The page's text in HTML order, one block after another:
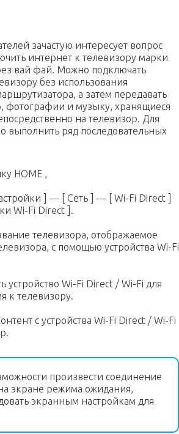
зачастую интересует вопрос
интернет к телевизору марки
вай фай. Можно подключать
без использования
а затем передавать
фотографии и музыку, хранящиеся
на телевизор. Для
выполнить ряд последовательных
HOME ,
] — [ Сеть ] — [ Wi-Fi Direct ]
Wi-Fi Direct ].
телевизора, отображаемое
с помощью устройства Wi-Fi
устройство Wi-Fi Direct / Wi-Fi для
к телевизору.
с устройства Wi-Fi Direct / Wi-Fi
произвести соединение
экране режима ожидания,
экранным настройкам для